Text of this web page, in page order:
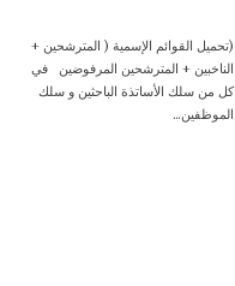
(تحميل القوائم الإسمية ( المترشحين +
الناخبين + المترشحين المرفوضين في
كل من سلك الأساتذة الباحثين و سلك
الموظفين…